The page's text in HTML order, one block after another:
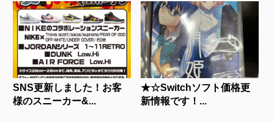
SNS更新しました！お客
様のスニーカー&...
★☆Switchソフト価格更
新情報です！...